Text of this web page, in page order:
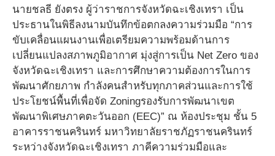
นายชลธี ยังตรง ผู้ว่าราชการจังหวัดฉะเชิงเทรา เป็น
ประธานในพิธีลงนามบันทึกข้อตกลงความร่วมมือ “การ
ขับเคลื่อนแผนงานเพื่อเตรียมความพร้อมด้านการ
เปลี่ยนแปลงสภาพภูมิอากาศ มุ่งสู่การเป็น Net Zero ของ
จังหวัดฉะเชิงเทรา และการศึกษาความต้องการในการ
พัฒนาศักยภาพ กำลังคนสำหรับทุกภาคส่วนและการใช้
ประโยชน์พื้นที่เพื่อจัด Zoningรองรับการพัฒนาเขต
พัฒนาพิเศษภาคตะวันออก (EEC)” ณ ห้องประชุม ชั้น 5
อาคารราชนครินทร์ มหาวิทยาลัยราชภัฏราชนครินทร์
ระหว่างจังหวัดฉะเชิงเทรา ภาคีความร่วมมือและ